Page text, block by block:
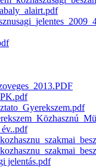
jelentás.pdf